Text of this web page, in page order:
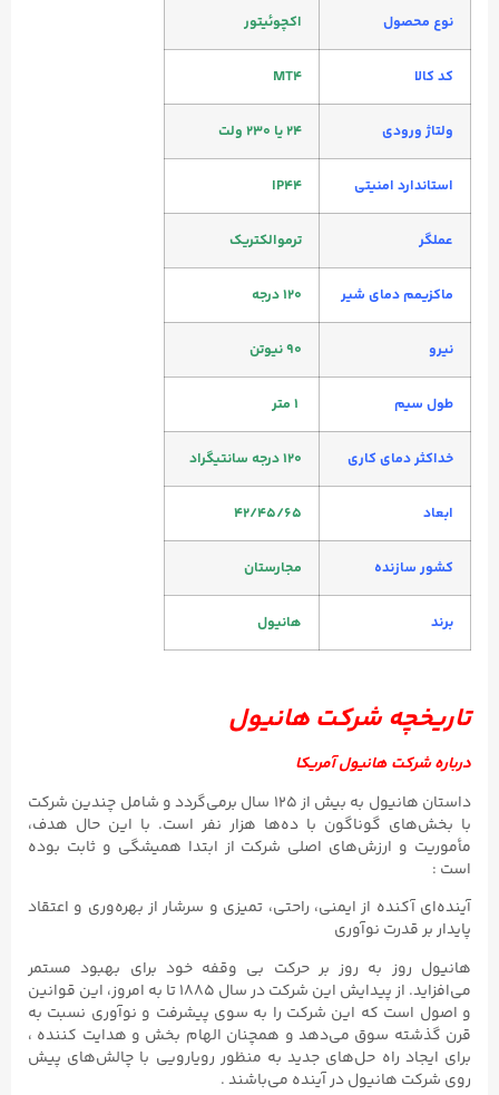
نوع محصول اکچوئیتور
کد کالا MT4
ولتاژ ورودی ۲۴ یا ۲۳۰ ولت
استاندارد امنیتی IP44
عملگر ترموالکتریک
ماکزیمم دمای شیر ۱۲۰ درجه
نیرو ۹۰ نیوتن
طول سیم
خداکثر دمای کاری ۱۲۰ درجه سانتیگراد
ابعاد 42/45/65
کشور سازنده مجارستان
برند هانیول
تاریخچه شرکت هانیول
درباره شرکت هانیول آمریکا
داستان هانیول به بیش از ۱۲۵ سال برمی‌گردد و شامل چندین شرکت
با بخش‌های گوناگون با ده‌ها هزار نفر است. با این حال هدف،
مأموریت و ارزش‌های اصلی شرکت از ابتدا همیشگی و ثابت بوده
است :
آینده‌ای آکنده از ایمنی، راحتی، تمیزی و سرشار از بهره‌وری و اعتقاد
پایدار بر قدرت نوآوری
هانیول روز به روز بر حرکت بی وقفه خود برای بهبود مستمر
می‌افزاید. از پیدایش این شرکت در سال ۱۸۸۵ تا به امروز، این قوانین
و اصول است که این شرکت را به سوی پیشرفت و نوآوری نسبت به
قرن گذشته سوق می‌دهد و همچنان الهام بخش و هدایت کننده ،
برای ایجاد راه حل‌های جدید به منظور رویارویی با چالش‌های پیش
روی شرکت هانیول در آینده می‌باشند .